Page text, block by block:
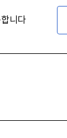
니다